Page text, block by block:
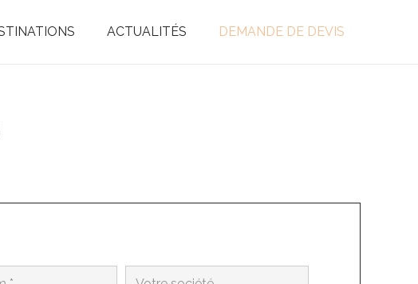
ACTUALITÉS DEMANDE DE DEVIS